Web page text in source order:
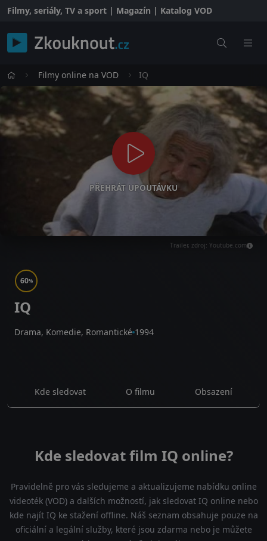
Filmy, seriály, TV a sport | Magazín | Katalog VOD
Filmy online na VOD IQ
PŘEHRÁT UPOUTÁVKU
Trailer, zdroj: Youtube.com
60%
IQ
Drama, Komedie, Romantické 1994
Kde sledovat O filmu Obsazení
Kde sledovat film IQ online?
Pravidelně pro vás sledujeme a aktualizujeme nabídku online
videoték (VOD) a dalších možností, jak sledovat IQ online nebo
kde najít IQ ke stažení offline. Náš seznam obsahuje pouze na
oficiální a legální služby, které jsou zdarma nebo je můžete